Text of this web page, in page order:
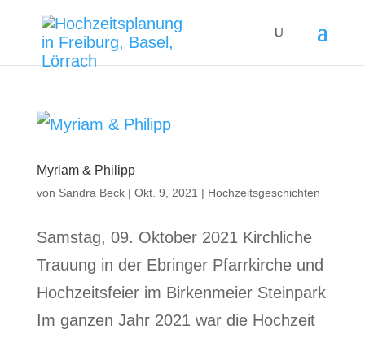
Myriam & Philipp
von Sandra Beck| Okt. 9, 2021 | Hochzeitsgeschichten
Samstag, 09. Oktober 2021 Kirchliche
Trauung in der Ebringer Pfarrkirche und
Hochzeitsfeier im Birkenmeier Steinpark
Im ganzen Jahr 2021 war die Hochzeit